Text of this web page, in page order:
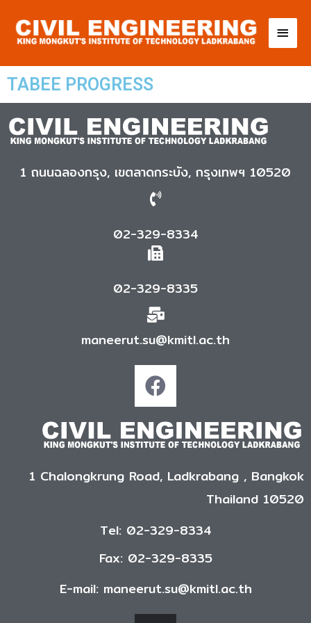
TABEE PROGRESS
1 ถนนฉลองกรุง, เขตลาดกระบัง, กรุงเทพฯ 10520
02-329-8334
02-329-8335
maneerut.su@kmitl.ac.th
1 Chalongkrung Road, Ladkrabang , Bangkok
Thailand 10520
Tel: 02-329-8334
Fax: 02-329-8335
E-mail: maneerut.su@kmitl.ac.th